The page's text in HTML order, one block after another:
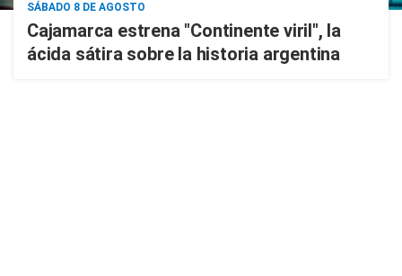
SÁBADO 8 DE AGOSTO
Cajamarca estrena "Continente viril", la
ácida sátira sobre la historia argentina